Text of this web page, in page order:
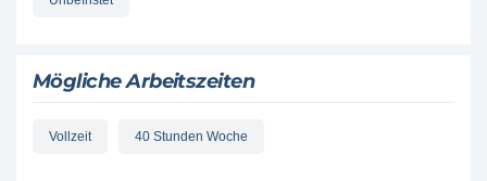
Mögliche Arbeitszeiten
Vollzeit 40 Stunden Woche